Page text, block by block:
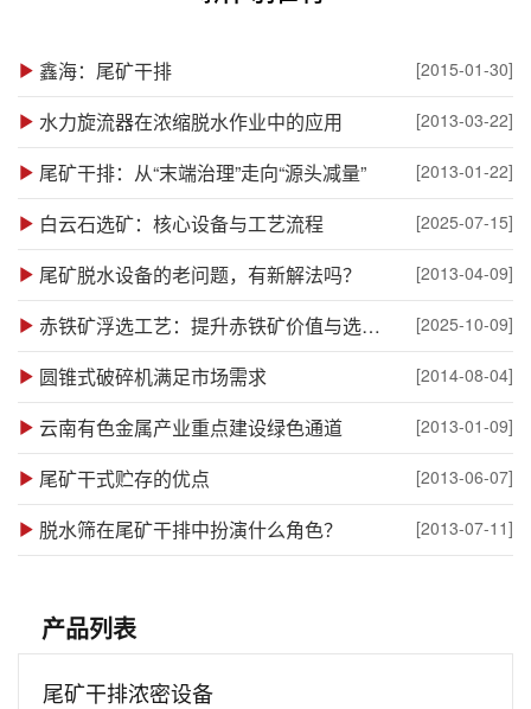
鑫海：尾矿干排 [2015-01-30]
水力旋流器在浓缩脱水作业中的应用 [2013-03-22]
尾矿干排：从“末端治理”走向“源头减量” [2013-01-22]
白云石选矿：核心设备与工艺流程 [2025-07-15]
尾矿脱水设备的老问题，有新解法吗？ [2013-04-09]
赤铁矿浮选工艺：提升赤铁矿价值与选厂效益 [2025-10-09]
圆锥式破碎机满足市场需求 [2014-08-04]
云南有色金属产业重点建设绿色通道 [2013-01-09]
尾矿干式贮存的优点 [2013-06-07]
脱水筛在尾矿干排中扮演什么角色？ [2013-07-11]
产品列表
尾矿干排浓密设备